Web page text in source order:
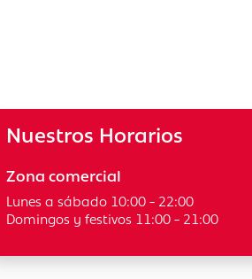
Nuestros Horarios
Zona comercial
Lunes a sábado 10:00 - 22:00
Domingos y festivos 11:00 - 21:00